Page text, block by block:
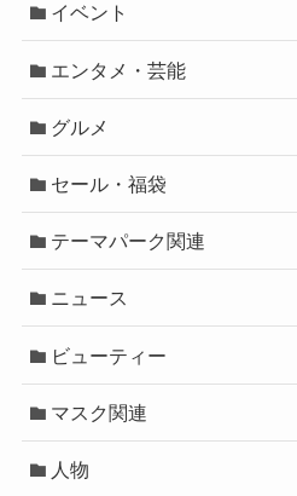
イベント
エンタメ・芸能
グルメ
セール・福袋
テーマパーク関連
ニュース
ビューティー
マスク関連
人物